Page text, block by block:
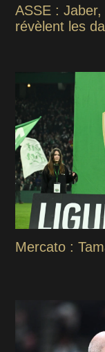
ASSE :
révèlent les
Mercato :